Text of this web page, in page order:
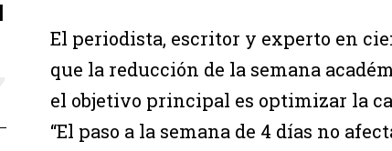
El periodista, escritor y experto en
que la reducción de la semana
el objetivo principal es optimizar la
“El paso a la semana de 4 días no